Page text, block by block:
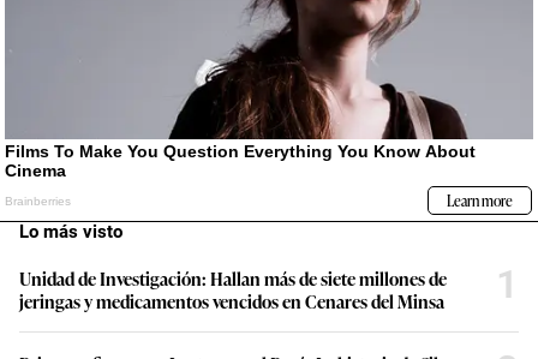
Lo más visto
Unidad de Investigación: Hallan más de siete millones de
jeringas y medicamentos vencidos en Cenares del Minsa
1